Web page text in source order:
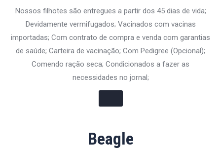
Nossos filhotes são entregues a partir dos 45 dias de vida;
Devidamente vermifugados; Vacinados com vacinas
importadas; Com contrato de compra e venda com garantias
de saúde; Carteira de vacinação; Com Pedigree (Opcional);
Comendo ração seca; Condicionados a fazer as
necessidades no jornal;
Beagle